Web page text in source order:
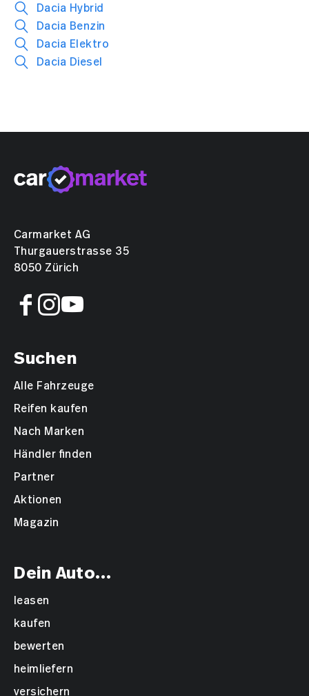
Dacia Hybrid
Dacia Benzin
Dacia Elektro
Dacia Diesel
Carmarket AG
Thurgauerstrasse 35
8050 Zürich
Suchen
Alle Fahrzeuge
Reifen kaufen
Nach Marken
Händler finden
Partner
Aktionen
Magazin
Dein Auto...
leasen
kaufen
bewerten
heimliefern
versichern